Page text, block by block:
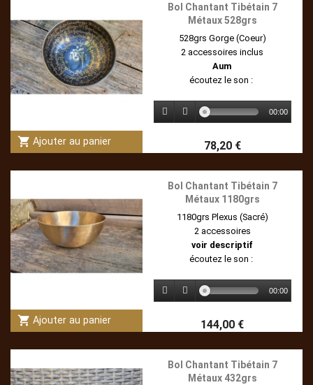
shopping_cart Ajouter au panier
Bol Chantant Tibétain 7
Métaux 528grs
528grs Gorge (Coeur)
2 accessoires inclus
Aum
écoutez le son :
00:00
78,20 €
shopping_cart Ajouter au panier
Bol Chantant Tibétain 7
Métaux 1180grs
1180grs Plexus (Sacré)
2 accessoires
voir descriptif
écoutez le son :
00:00
144,00 €
Bol Chantant Tibétain 7
Métaux 432grs